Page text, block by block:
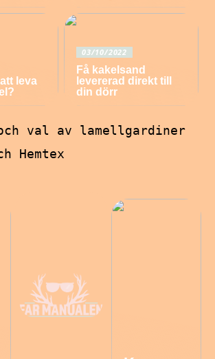
leva
03/10/2022
Få kakelsand
levererad direkt till
din dörr
val av lamellgardiner
Hemtex